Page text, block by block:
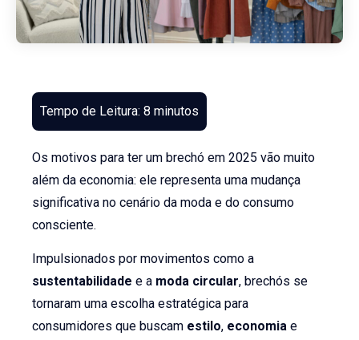
Os motivos para ter um brechó em 2025 vão muito
além da economia: ele representa uma mudança
significativa no cenário da moda e do consumo
consciente.
Impulsionados por movimentos como a
sustentabilidadee a moda circular, brechós se
tornaram uma escolha estratégica para
consumidores que buscam estilo, economiae